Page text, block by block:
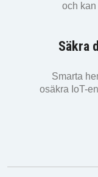
och
Säkra
Smarta
osäkra IoT-